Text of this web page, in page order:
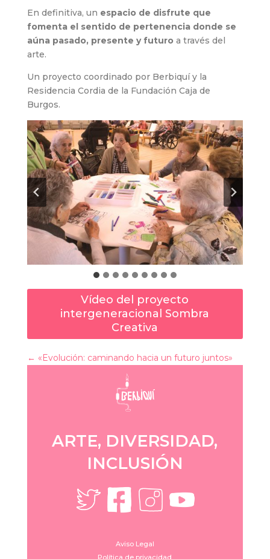
En definitiva, un espacio de disfrute que
fomenta el sentido de pertenencia donde se
aúna pasado, presente y futuro a través del
arte.
Un proyecto coordinado por Berbiquí y la
Residencia Cordia de la Fundación Caja de
Burgos.
Vídeo del proyecto
intergeneracional Sombra
Creativa
← «Evolución: caminando hacia un futuro juntos»
ARTE, DIVERSIDAD,
INCLUSIÓN
Aviso Legal
Política de privacidad